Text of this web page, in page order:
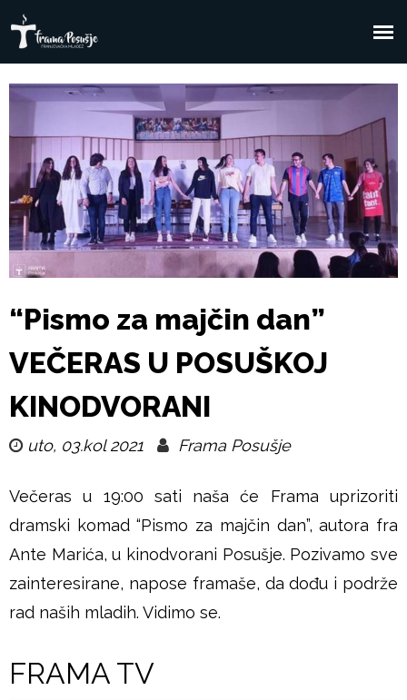
izbornik
sadržaj
F
m
a
u
e
“Pismo za majčin dan”
VEČERAS U POSUŠKOJ
KINODVORANI
uto, 03.kol 2021 Frama Posušje
Večeras u 19:00 sati naša će Frama uprizoriti
dramski komad “Pismo za majčin dan”, autora fra
Ante Marića, u kinodvorani Posušje. Pozivamo sve
zainteresirane, napose framaše, da dođu i podrže
rad naših mladih. Vidimo se.
FRAMA TV